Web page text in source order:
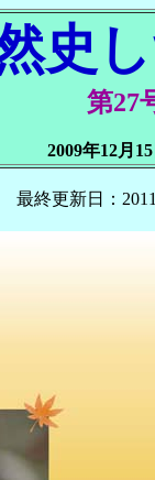
史
第27
2009年12月
最終更新日：